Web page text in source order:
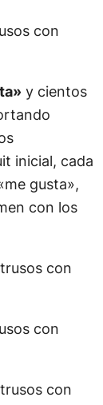
con
y cientos
inicial, cada
gusta»,
con los
con